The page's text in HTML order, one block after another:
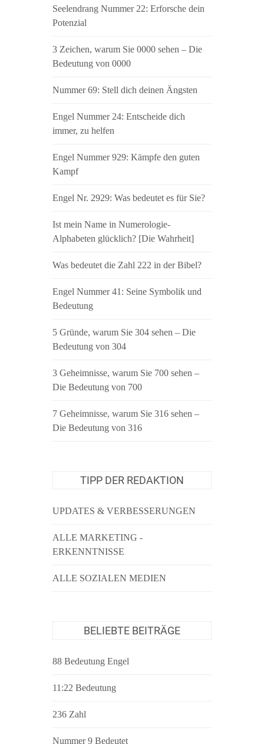
Seelendrang Nummer 22: Erforsche dein
Potenzial
3 Zeichen, warum Sie 0000 sehen – Die
Bedeutung von 0000
Nummer 69: Stell dich deinen Ängsten
Engel Nummer 24: Entscheide dich
immer, zu helfen
Engel Nummer 929: Kämpfe den guten
Kampf
Engel Nr. 2929: Was bedeutet es für Sie?
Ist mein Name in Numerologie-
Alphabeten glücklich? [Die Wahrheit]
Was bedeutet die Zahl 222 in der Bibel?
Engel Nummer 41: Seine Symbolik und
Bedeutung
5 Gründe, warum Sie 304 sehen – Die
Bedeutung von 304
3 Geheimnisse, warum Sie 700 sehen –
Die Bedeutung von 700
7 Geheimnisse, warum Sie 316 sehen –
Die Bedeutung von 316
TIPP DER REDAKTION
UPDATES & VERBESSERUNGEN
ALLE MARKETING -
ERKENNTNISSE
ALLE SOZIALEN MEDIEN
BELIEBTE BEITRÄGE
88 Bedeutung Engel
11:22 Bedeutung
236 Zahl
Nummer 9 Bedeutet